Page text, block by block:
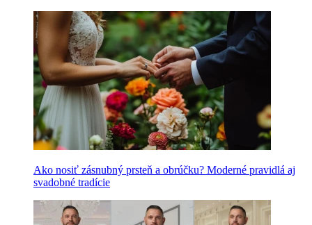
Ako nosiť zásnubný prsteň a obrúčku? Moderné pravidlá aj
svadobné tradície